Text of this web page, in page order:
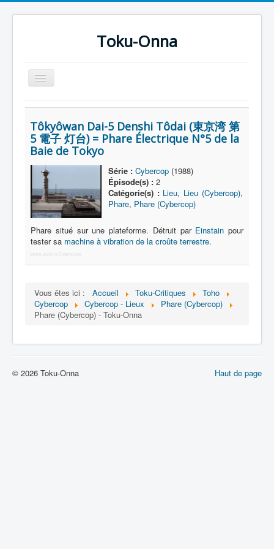
Toku-Onna
Basculer
la
Accueil
Toku-Actrices
Toku-Critiques
Séries
Films
COSAA
Dessins
Dennô keisatsu Cybercop (電脳 警
察 サイバーコップ) = Police
Personnages
Tôkyôwan Dai-5 Denshi Tôdai (東京湾 第
5 電子 灯台) = Phare Électrique N°5 de la
Baie de Tokyo
Série : Cybercop(1988)
Épisode(s) :2
Catégorie(s) : Lieu, Lieu (Cybercop),
Phare, Phare (Cybercop)
Phare situé sur une plateforme. Détruit par Einstain pour
tester sa machine à vibration de la croûte terrestre.
More Joomla Extensions
Vous êtes ici : Accueil Toku-Critiques
Toho
Cybercop
Cybercop - Lieux
Phare (Cybercop)
Phare (Cybercop) - Toku-Onna
Haut de page
© 2026 Toku-Onna